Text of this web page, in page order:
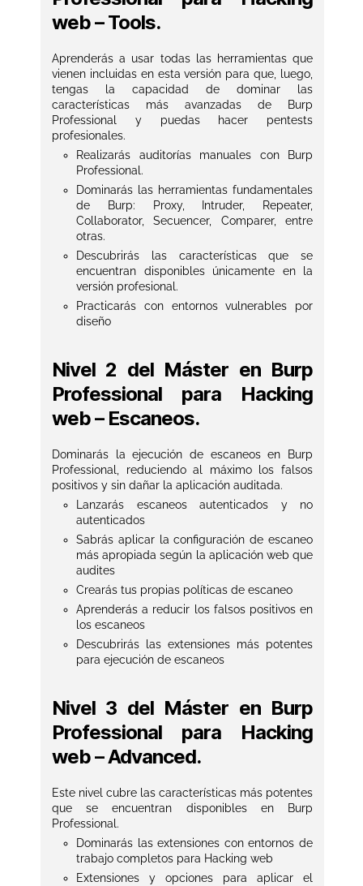
web – Tools.
Aprenderás a usar todas las herramientas que
vienen incluidas en esta versión para que, luego,
tengas la capacidad de dominar las
características más avanzadas de Burp
Professional y puedas hacer pentests
profesionales.
Realizarás auditorías manuales con Burp
Professional.
Dominarás las herramientas fundamentales
de Burp: Proxy, Intruder, Repeater,
Collaborator, Secuencer, Comparer, entre
otras.
Descubrirás las características que se
encuentran disponibles únicamente en la
versión profesional.
Practicarás con entornos vulnerables por
diseño
Nivel 2 del Máster en Burp
Professional para Hacking
web – Escaneos.
Dominarás la ejecución de escaneos en Burp
Professional, reduciendo al máximo los falsos
positivos y sin dañar la aplicación auditada.
Lanzarás escaneos autenticados y no
autenticados
Sabrás aplicar la configuración de escaneo
más apropiada según la aplicación web que
audites
Crearás tus propias políticas de escaneo
Aprenderás a reducir los falsos positivos en
los escaneos
Descubrirás las extensiones más potentes
para ejecución de escaneos
Nivel 3 del Máster en Burp
Professional para Hacking
web – Advanced.
Este nivel cubre las características más potentes
que se encuentran disponibles en Burp
Professional.
Dominarás las extensiones con entornos de
trabajo completos para Hacking web
Extensiones y opciones para aplicar el